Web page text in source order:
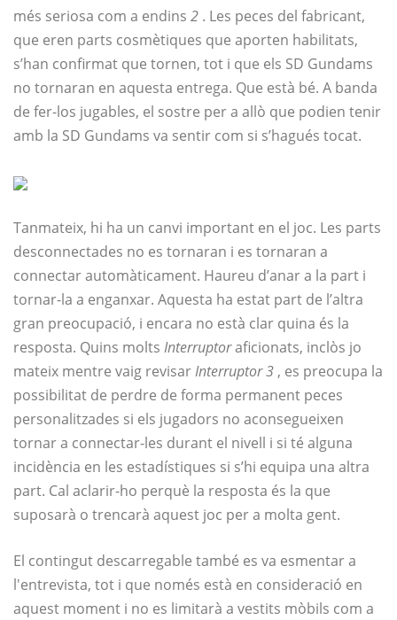
més seriosa com a endins 2 . Les peces del fabricant,
que eren parts cosmètiques que aporten habilitats,
s’han confirmat que tornen, tot i que els SD Gundams
no tornaran en aquesta entrega. Que està bé. A banda
de fer-los jugables, el sostre per a allò que podien tenir
amb la SD Gundams va sentir com si s’hagués tocat.
Tanmateix, hi ha un canvi important en el joc. Les parts
desconnectades no es tornaran i es tornaran a
connectar automàticament. Haureu d’anar a la part i
tornar-la a enganxar. Aquesta ha estat part de l’altra
gran preocupació, i encara no està clar quina és la
resposta. Quins molts Interruptoraficionats, inclòs jo
mateix mentre vaig revisarInterruptor 3 , es preocupa la
possibilitat de perdre de forma permanent peces
personalitzades si els jugadors no aconsegueixen
tornar a connectar-les durant el nivell i si té alguna
incidència en les estadístiques si s’hi equipa una altra
part. Cal aclarir-ho perquè la resposta és la que
suposarà o trencarà aquest joc per a molta gent.
El contingut descarregable també es va esmentar a
l'entrevista, tot i que només està en consideració en
aquest moment i no es limitarà a vestits mòbils com a